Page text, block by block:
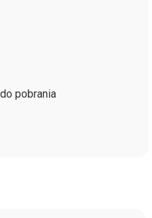
pobrania